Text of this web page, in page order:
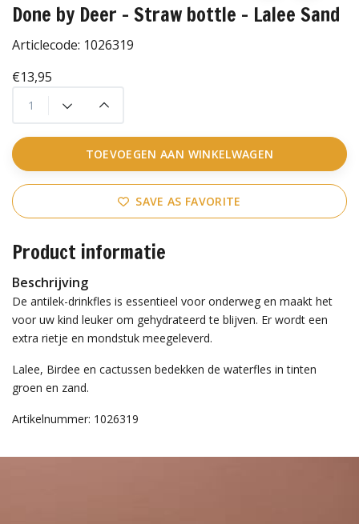
Done by Deer - Straw bottle - Lalee Sand
Articlecode: 1026319
€13,95
TOEVOEGEN AAN WINKELWAGEN
SAVE AS FAVORITE
Product informatie
Beschrijving
De antilek-drinkfles is essentieel voor onderweg en maakt het
voor uw kind leuker om gehydrateerd te blijven. Er wordt een
extra rietje en mondstuk meegeleverd.
Lalee, Birdee en cactussen bedekken de waterfles in tinten
groen en zand.
Artikelnummer: 1026319